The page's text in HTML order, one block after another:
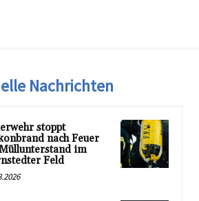
Nachrichten
stoppt
nach Feuer
im
Feld